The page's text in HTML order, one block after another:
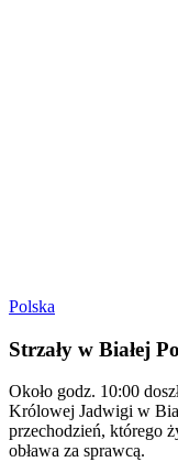
Polska
Strzały w Białej
Około godz. 10:00
Królowej Jadwigi w
przechodzień, którego
obława za sprawcą.